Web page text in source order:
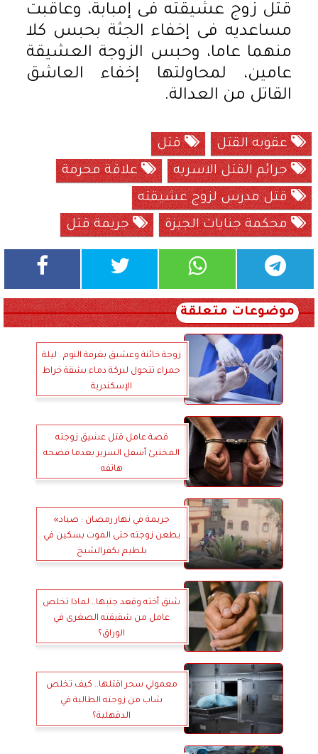
قتل زوج عشيقته فى إمبابة، وعاقبت
مساعديه فى إخفاء الجثة بحبس كلا
منهما عاما، وحبس الزوجة العشيقة
عامين، لمحاولتها إخفاء العاشق
القاتل من العدالة.
عقوبه القتل
قتل
جرائم القتل الاسريه
علاقة محرمة
قتل مدرس لزوج عشيقته
محكمة جنايات الجيزة
جريمة قتل
موضوعات متعلقة
زوجة خائنة وعشيق بغرفة النوم.. ليلة
حمراء تتحول لبركة دماء بشقة خراط
الإسكندرية
قصة عامل قتل عشيق زوجته
المختبئ أسفل السرير بعدما فضحه
هاتفه
جريمة في نهار رمضان : صياد»
يطعن زوجته حتى الموت بسكين في
بلطيم بكفرالشيخ
شنق أخته وقعد جنبها.. لماذا تخلص
عامل من شقيقته الصغرى في
الوراق؟
معمولي سحر اقتلها.. كيف تخلص
شاب من زوجته الطالبة في
الدقهلية؟